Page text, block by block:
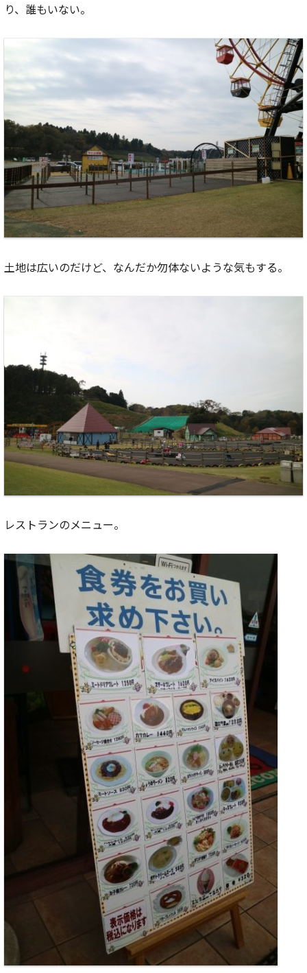
り、誰もいない。
土地は広いのだけど、なんだか勿体ないような気もする。
レストランのメニュー。